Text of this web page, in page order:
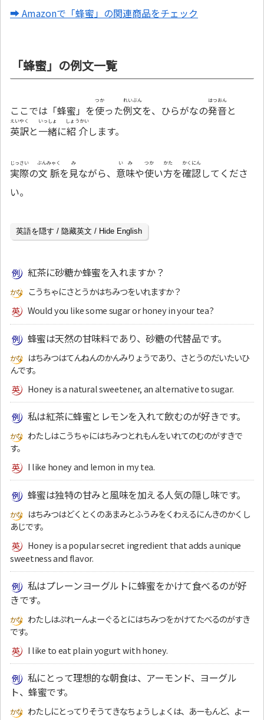
➡ Amazonで「蜂蜜」の関連商品をチェック
「蜂蜜」の例文一覧
ここでは「蜂蜜」を使
つか
った例文
れいぶん
を、ひらがなの発音
はつおん
と
英訳
えいやく
と一緒
いっしょ
に紹介
しょうかい
します。
実際
じっさい
の文脈
ぶんみゃく
を見
み
ながら、 意味
いみ
や使
つか
い方
かた
を確認
かくにん
してくださ
い。
英語を隠す / 隐藏英文 / Hide English
紅茶に砂糖か蜂蜜を入れますか？
こうちゃにさとうかはちみつをいれますか？
Would you like some sugar or honey in your tea?
蜂蜜は天然の甘味料であり、砂糖の代替品です。
はちみつはてんねんのかんみりょうであり、さとうのだいたいひ
んです。
Honey is a natural sweetener, an alternative to sugar.
私は紅茶に蜂蜜とレモンを入れて飲むのが好きです。
わたしはこうちゃにはちみつとれもんをいれてのむのがすきで
す。
I like honey and lemon in my tea.
蜂蜜は独特の甘みと風味を加える人気の隠し味です。
はちみつはどくとくのあまみとふうみをくわえるにんきのかくし
あじです。
Honey is a popular secret ingredient that adds a unique
sweetness and flavor.
私はプレーンヨーグルトに蜂蜜をかけて食べるのが好
きです。
わたしはぷれーんよーぐるとにはちみつをかけてたべるのがすき
です。
I like to eat plain yogurt with honey.
私にとって理想的な朝食は、アーモンド、ヨーグル
ト、蜂蜜です。
わたしにとってりそうてきなちょうしょくは、あーもんど、よー